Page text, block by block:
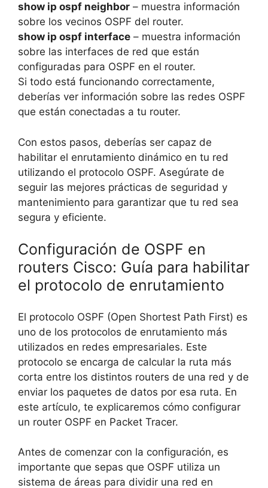
show ip ospf neighbor – muestra información
sobre los vecinos OSPF del router.
show ip ospf interface – muestra información
sobre las interfaces de red que están
configuradas para OSPF en el router.
Si todo está funcionando correctamente,
deberías ver información sobre las redes OSPF
que están conectadas a tu router.
Con estos pasos, deberías ser capaz de
habilitar el enrutamiento dinámico en tu red
utilizando el protocolo OSPF. Asegúrate de
seguir las mejores prácticas de seguridad y
mantenimiento para garantizar que tu red sea
segura y eficiente.
Configuración de OSPF en
routers Cisco: Guía para habilitar
el protocolo de enrutamiento
El protocolo OSPF (Open Shortest Path First) es
uno de los protocolos de enrutamiento más
utilizados en redes empresariales. Este
protocolo se encarga de calcular la ruta más
corta entre los distintos routers de una red y de
enviar los paquetes de datos por esa ruta. En
este artículo, te explicaremos cómo configurar
un router OSPF en Packet Tracer.
Antes de comenzar con la configuración, es
importante que sepas que OSPF utiliza un
sistema de áreas para dividir una red en